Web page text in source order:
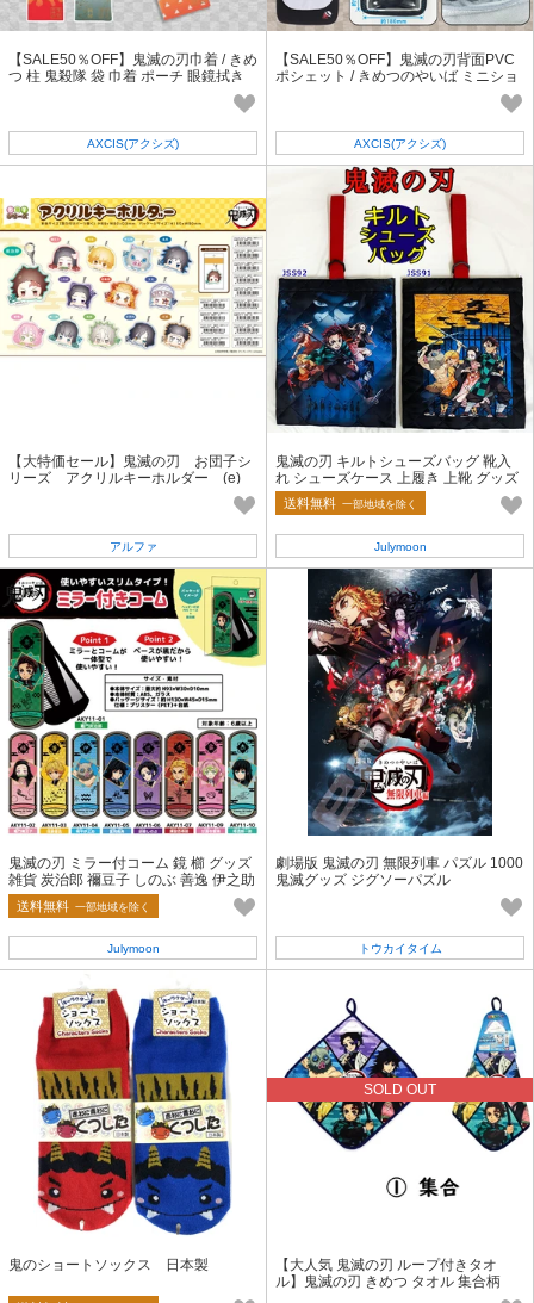
【SALE50％OFF】鬼滅の刃巾着 / きめ
つ 柱 鬼殺隊 袋 巾着 ポーチ 眼鏡拭き
AXCIS(アクシズ)
【SALE50％OFF】鬼滅の刃背面PVC
ポシェット / きめつのやいば ミニショ
AXCIS(アクシズ)
【大特価セール】鬼滅の刃 お団子シ
リーズ アクリルキーホルダー (e)
アルファ
鬼滅の刃 キルトシューズバッグ 靴入
れ シューズケース 上履き 上靴 グッズ
雑貨 炭治郎 禰豆子
送料無料 一部地域を除く
Julymoon
鬼滅の刃 ミラー付コーム 鏡 櫛 グッズ
雑貨 炭治郎 禰豆子 しのぶ 善逸 伊之助
きめつ キメツ
送料無料 一部地域を除く
Julymoon
劇場版 鬼滅の刃 無限列車 パズル 1000
鬼滅グッズ ジグソーパズル
トウカイタイム
鬼のショートソックス 日本製
SOLD OUT
【大人気 鬼滅の刃 ループ付きタオ
ル】鬼滅の刃 きめつ タオル 集合柄